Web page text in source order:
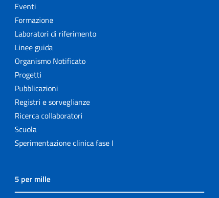
Eventi
Formazione
Laboratori di riferimento
Linee guida
Organismo Notificato
Progetti
Pubblicazioni
Registri e sorveglianze
Ricerca collaboratori
Scuola
Sperimentazione clinica fase I
5 per mille